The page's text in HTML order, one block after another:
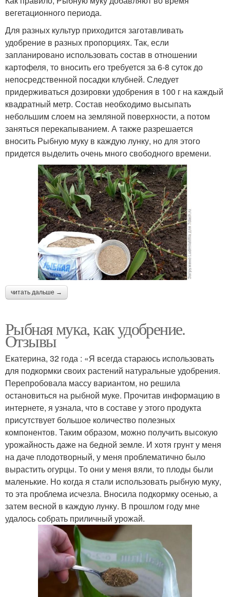
вегетационного периода.
Для разных культур приходится заготавливать
удобрение в разных пропорциях. Так, если
запланировано использовать состав в отношении
картофеля, то вносить его требуется за 6-8 суток до
непосредственной посадки клубней. Следует
придерживаться дозировки удобрения в 100 г на каждый
квадратный метр. Состав необходимо высыпать
небольшим слоем на земляной поверхности, а потом
заняться перекапыванием. А также разрешается
вносить Рыбную муку в каждую лунку, но для этого
придется выделить очень много свободного времени.
читать дальше →
Рыбная мука, как удобрение.
Отзывы
Екатерина, 32 года : «Я всегда стараюсь использовать
для подкормки своих растений натуральные удобрения.
Перепробовала массу вариантом, но решила
остановиться на рыбной муке. Прочитав информацию в
интернете, я узнала, что в составе у этого продукта
присутствует большое количество полезных
компонентов. Таким образом, можно получить высокую
урожайность даже на бедной земле. И хотя грунт у меня
на даче плодотворный, у меня проблематично было
вырастить огурцы. То они у меня вяли, то плоды были
маленькие. Но когда я стали использовать рыбную муку,
то эта проблема исчезла. Вносила подкормку осенью, а
затем весной в каждую лунку. В прошлом году мне
удалось собрать приличный урожай.